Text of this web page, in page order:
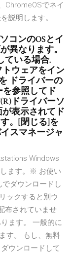
ChromeOSでネイ
説明します。
コンのOSとイ
異なります。
ている場合.
トウェアをイン
ドライバーの
参照してド
ドライバーソ
表示されてド
。[閉じる]を
スマネージャ
Windows
ます。※ お使い
ダウンロードし
ックすると別ウ
布されていませ
ます。 一般的に
す。 もし、無料
ウンロードして